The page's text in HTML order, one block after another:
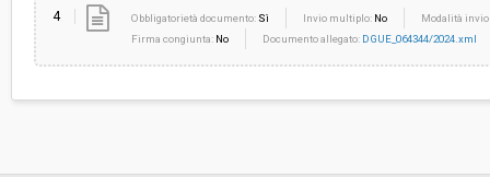
4 Obbligatorietà documento: Sì Invio multiplo: No
Modalità
Firma congiunta: No Documento allegato: DGUE_064344/2024.xml